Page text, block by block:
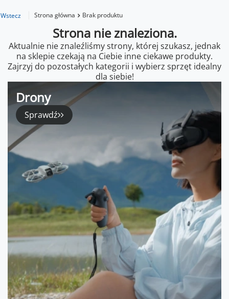
Wstecz Strona główna Brak produktu
Strona nie znaleziona.
Aktualnie nie znaleźliśmy strony, której szukasz, jednak
na sklepie czekają na Ciebie inne ciekawe produkty.
Zajrzyj do pozostałych kategorii i wybierz sprzęt idealny
dla siebie!
Drony
Sprawdź